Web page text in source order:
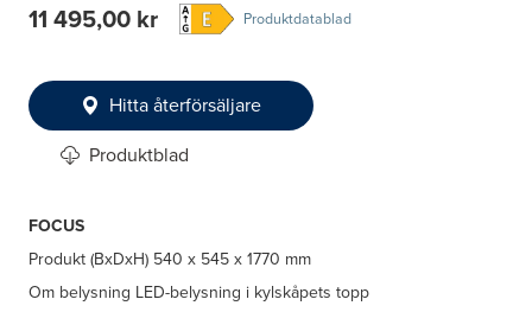
11 495,00 kr Produktdatablad
Hitta återförsäljare
Produktblad
FOCUS
Produkt (BxDxH) 540 x 545 x 1770 mm
Om belysning LED-belysning i kylskåpets topp